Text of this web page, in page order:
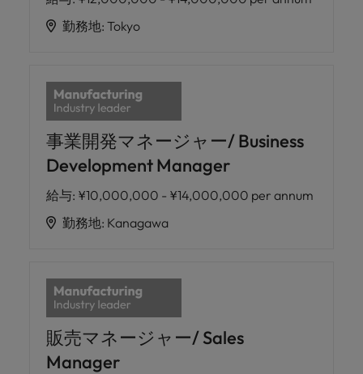
勤務地: Tokyo
事業開発マネージャー/ Business
Development Manager
給与: ¥10,000,000 - ¥14,000,000 per annum
勤務地: Kanagawa
販売マネージャー/ Sales
Manager